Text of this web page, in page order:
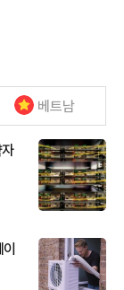
베트남